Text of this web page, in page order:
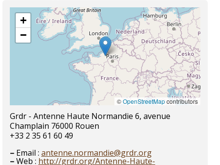
+
−
©OpenStreetMapcontributors
Grdr - Antenne Haute Normandie 6, avenue
Champlain 76000 Rouen
+33 2 35 61 60 49
– Email : antenne.normandie@grdr.org
–Web : http://grdr.org/Antenne-Haute-